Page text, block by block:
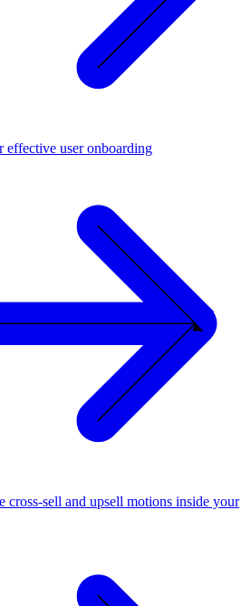
effective user onboarding
cross-sell and upsell motions inside your